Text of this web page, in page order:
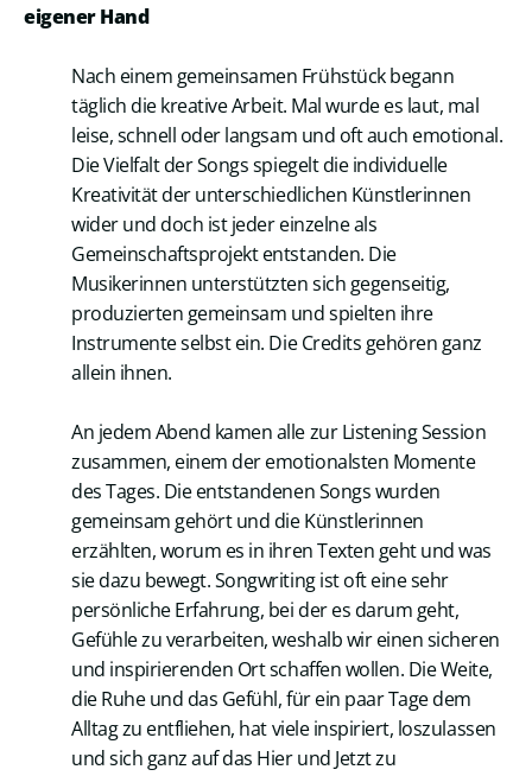
eigener Hand
Nach einem gemeinsamen Frühstück begann
täglich die kreative Arbeit. Mal wurde es laut, mal
leise, schnell oder langsam und oft auch emotional.
Die Vielfalt der Songs spiegelt die individuelle
Kreativität der unterschiedlichen Künstlerinnen
wider und doch ist jeder einzelne als
Gemeinschaftsprojekt entstanden. Die
Musikerinnen unterstützten sich gegenseitig,
produzierten gemeinsam und spielten ihre
Instrumente selbst ein. Die Credits gehören ganz
allein ihnen.
An jedem Abend kamen alle zur Listening Session
zusammen, einem der emotionalsten Momente
des Tages. Die entstandenen Songs wurden
gemeinsam gehört und die Künstlerinnen
erzählten, worum es in ihren Texten geht und was
sie dazu bewegt. Songwriting ist oft eine sehr
persönliche Erfahrung, bei der es darum geht,
Gefühle zu verarbeiten, weshalb wir einen sicheren
und inspirierenden Ort schaffen wollen. Die Weite,
die Ruhe und das Gefühl, für ein paar Tage dem
Alltag zu entfliehen, hat viele inspiriert, loszulassen
und sich ganz auf das Hier und Jetzt zu